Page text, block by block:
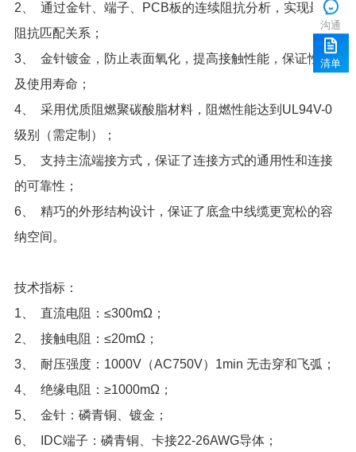
2
阻抗匹配关系；
3
及使用寿命；
4
级别（需定制）；
5
的可靠性；
6
纳空间。
技术指标：
1 、 直流电阻：≤300mΩ；
2 、 接触电阻：≤20mΩ；
3、 耐压强度：1000V（AC750V）1min 无击穿和飞弧；
4、 绝缘电阻：≥1000mΩ；
5、 金针：磷青铜、镀金；
6、 IDC端子：磷青铜、卡接22-26AWG导体；
沟通
清单